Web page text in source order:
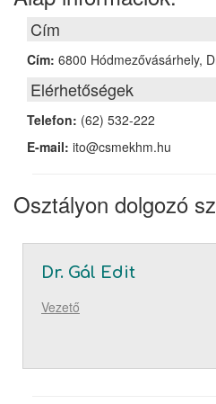
Cím
Cím: 6800 Hódmezővásárhely,
Elérhetőségek
Telefon: (62) 532-222
E-mail: ito@csmekhm.hu
Osztályon dolgozó
Dr. Gál Edit
Vezető